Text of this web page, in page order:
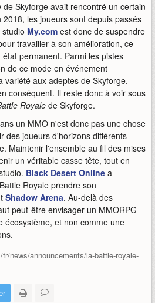
de Skyforge avait rencontré un certain
les joueurs sont depuis passés
My.com est donc de suspendre
travailler à son amélioration, ce
permanent. Parmi les pistes
de ce mode en événement
variété aux adeptes de Skyforge,
conséquent. Il reste donc à voir sous
Royalede Skyforge.
un MMO n'est donc pas une chose
des joueurs d'horizons différents
Maintenir l'ensemble au fil des mises
un véritable casse tête, tout en
Black Desert Online a
Royale prendre son
Shadow Arena. Au-delà des
peut-être envisager un MMORPG
écosystème, et non comme une
news/announcements/la-battle-royale-